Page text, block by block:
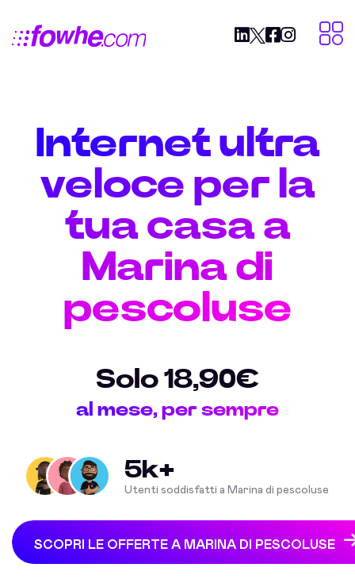
Internet ultra
veloce per la
tua casa a
Marina di
pescoluse
Solo 18,90€
al mese, per sempre
5k+
Utenti soddisfatti a Marina di pescoluse
SCOPRI LE OFFERTE A MARINA DI PESCOLUSE